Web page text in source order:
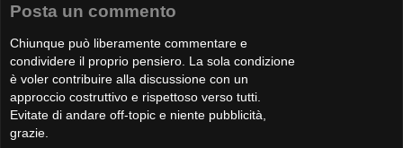
Posta un commento
Chiunque può liberamente commentare e
condividere il proprio pensiero. La sola condizione
è voler contribuire alla discussione con un
approccio costruttivo e rispettoso verso tutti.
Evitate di andare off-topic e niente pubblicità,
grazie.